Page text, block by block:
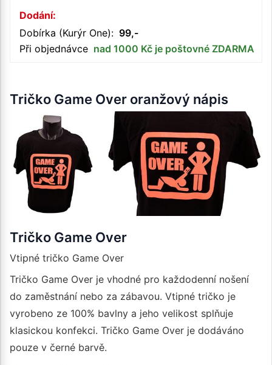
Dodání:
Dobírka (Kurýr One): 99,-
Při objednávce nad 1000 Kč je poštovné ZDARMA
Tričko Game Over oranžový nápis
Tričko Game Over
Vtipné tričko Game Over
Tričko Game Over je vhodné pro každodenní nošení
do zaměstnání nebo za zábavou. Vtipné tričko je
vyrobeno ze 100% bavlny a jeho velikost splňuje
klasickou konfekci. Tričko Game Over je dodáváno
pouze v černé barvě.